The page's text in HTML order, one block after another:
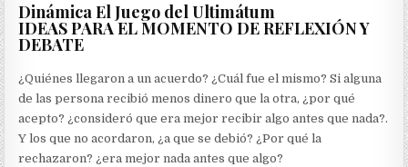
Dinámica El Juego del Ultimátum
IDEAS PARA EL MOMENTO DE REFLEXIÓN Y
DEBATE
¿Quiénes llegaron a un acuerdo? ¿Cuál fue el mismo? Si alguna
de las persona recibió menos dinero que la otra, ¿por qué
acepto? ¿consideró que era mejor recibir algo antes que nada?.
Y los que no acordaron, ¿a que se debió? ¿Por qué la
rechazaron? ¿era mejor nada antes que algo?